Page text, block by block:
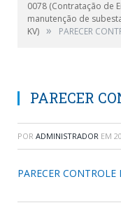
0078 (Contratação de
manutenção de
KV) » PARECER
PARECER
POR ADMINISTRADOR EM
PARECER CONTROLE